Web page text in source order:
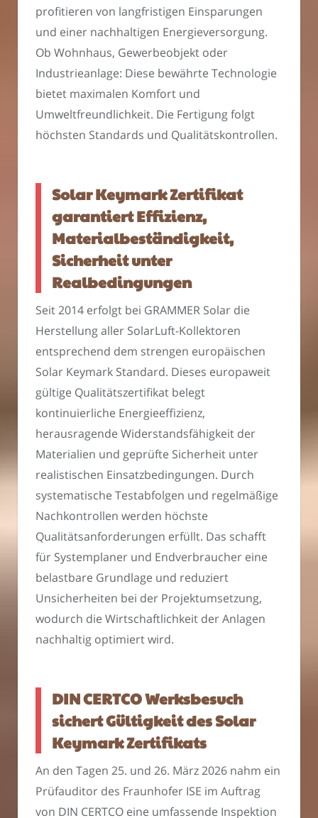
profitieren von langfristigen Einsparungen
und einer nachhaltigen Energieversorgung.
Ob Wohnhaus, Gewerbeobjekt oder
Industrieanlage: Diese bewährte Technologie
bietet maximalen Komfort und
Umweltfreundlichkeit. Die Fertigung folgt
höchsten Standards und Qualitätskontrollen.
Solar Keymark Zertifikat
garantiert Effizienz,
Materialbeständigkeit,
Sicherheit unter
Realbedingungen
Seit 2014 erfolgt bei GRAMMER Solar die
Herstellung aller SolarLuft-Kollektoren
entsprechend dem strengen europäischen
Solar Keymark Standard. Dieses europaweit
gültige Qualitätszertifikat belegt
kontinuierliche Energieeffizienz,
herausragende Widerstandsfähigkeit der
Materialien und geprüfte Sicherheit unter
realistischen Einsatzbedingungen. Durch
systematische Testabfolgen und regelmäßige
Nachkontrollen werden höchste
Qualitätsanforderungen erfüllt. Das schafft
für Systemplaner und Endverbraucher eine
belastbare Grundlage und reduziert
Unsicherheiten bei der Projektumsetzung,
wodurch die Wirtschaftlichkeit der Anlagen
nachhaltig optimiert wird.
DIN CERTCO Werksbesuch
sichert Gültigkeit des Solar
Keymark Zertifikats
An den Tagen 25. und 26. März 2026 nahm ein
Prüfauditor des Fraunhofer ISE im Auftrag
von DIN CERTCO eine umfassende Inspektion